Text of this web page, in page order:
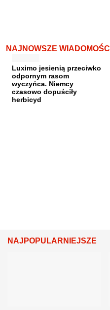
NAJNOWSZE WIADOMOŚCI
Luximo jesienią przeciwko
odpornym rasom
wyczyńca. Niemcy
czasowo dopuściły
herbicyd
NAJPOPULARNIEJSZE